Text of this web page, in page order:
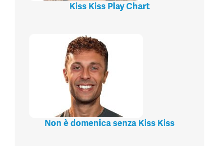
Kiss Kiss Play Chart
Non è domenica senza Kiss Kiss